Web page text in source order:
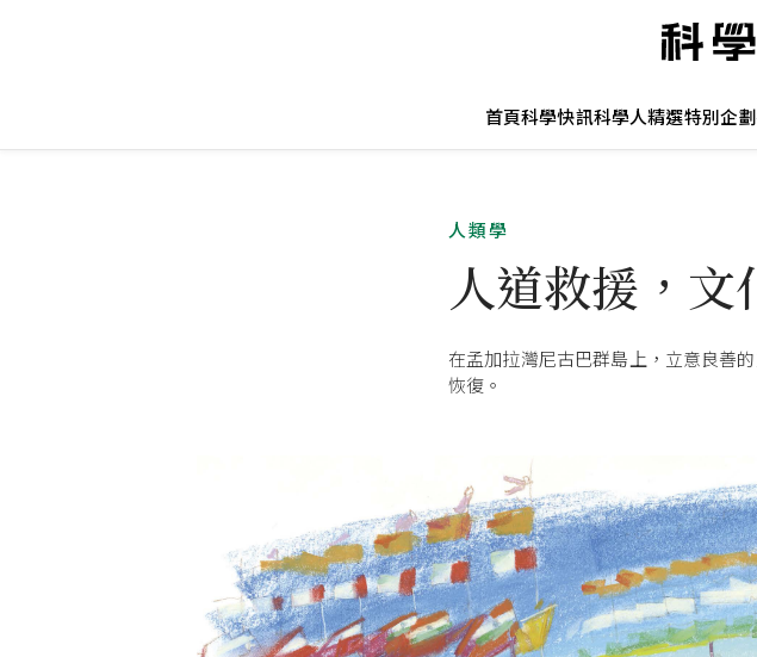
首頁科學快訊科學人精選特別企劃
人類學
人道救援，文
在孟加拉灣尼古巴群島上，立意良善
恢復。